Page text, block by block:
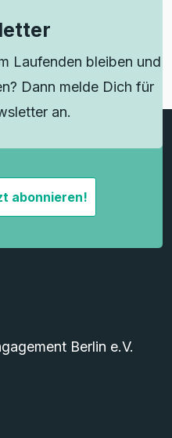
Laufenden bleiben und
Dann melde Dich für
an.
abonnieren!
Berlin e.V.